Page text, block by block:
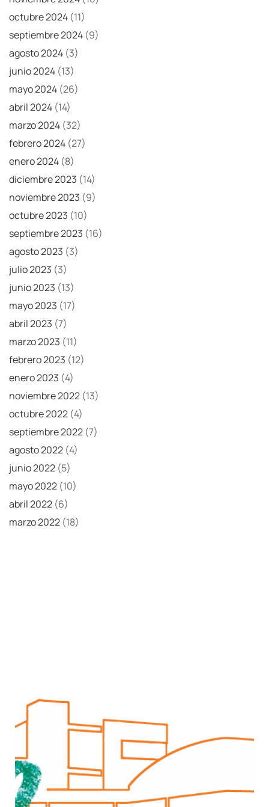
octubre 2024 (11)
septiembre 2024 (9)
agosto 2024 (3)
junio 2024 (13)
mayo 2024 (26)
abril 2024 (14)
marzo 2024 (32)
febrero 2024 (27)
enero 2024 (8)
diciembre 2023 (14)
noviembre 2023 (9)
octubre 2023 (10)
septiembre 2023 (16)
agosto 2023 (3)
julio 2023 (3)
junio 2023 (13)
mayo 2023 (17)
abril 2023 (7)
marzo 2023 (11)
febrero 2023 (12)
enero 2023 (4)
noviembre 2022 (13)
octubre 2022 (4)
septiembre 2022 (7)
agosto 2022 (4)
junio 2022 (5)
mayo 2022 (10)
abril 2022 (6)
marzo 2022 (18)